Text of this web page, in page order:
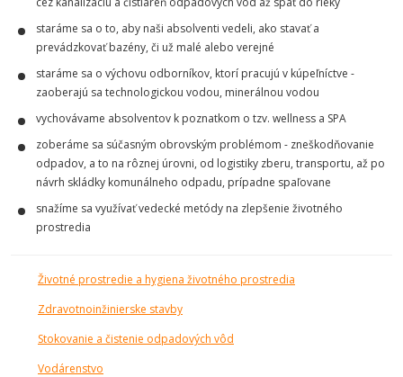
staráme sa o to, aby naši absolventi vedeli, ako stavať a
prevádzkovať bazény, či už malé alebo verejné
staráme sa o výchovu odborníkov, ktorí pracujú v kúpeľníctve -
zaoberajú sa technologickou vodou, minerálnou vodou
vychovávame absolventov k poznatkom o tzv. wellness a SPA
zoberáme sa súčasným obrovským problémom - zneškodňovanie
odpadov, a to na rôznej úrovni, od logistiky zberu, transportu, až po
návrh skládky komunálneho odpadu, prípadne spaľovane
snažíme sa využívať vedecké metódy na zlepšenie životného
prostredia
Životné prostredie a hygiena životného prostredia
Zdravotnoinžinierske stavby
Stokovanie a čistenie odpadových vôd
Vodárenstvo